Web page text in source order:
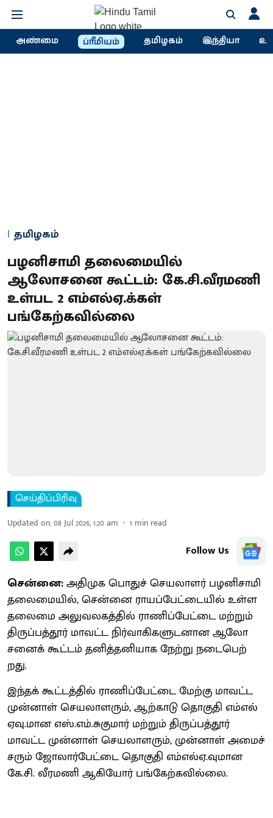
அண்மை ப்ரீமியம் தமிழகம் இந்தியா
தமிழகம்
பழனிசாமி தலைமையில்
ஆலோசனை கூட்டம்: கே.சி.வீரமணி
உள்பட 2 எம்எல்ஏ.க்கள்
பங்கேற்கவில்லை
செய்திப்பிரிவு
Updated on:08 Jul 2026, 1:20 am 1 min read
Follow Us
சென்னை:அதிமுக பொதுச் செயலாளர் பழனிசாமி
தலைமையில், சென்னை ராயப்​பேட்​டை​யில் உள்ள
தலைமை அலு​வல​கத்தில் ராணிப்​பேட்டை மற்​றும்
திருப்​பத்​தூர் மாவட்ட நிர்​வாகி​களு​ட​னான ஆலோ​
சனைக் கூட்​டம் தனித்​தனி​யாக நேற்று நடை​பெற்​
றது.
இந்​தக் கூட்​டத்​தில் ராணிப்​பேட்டை மேற்கு மாவட்ட
முன்​னாள் செய​லா​ள​ரும், ஆற்​காடு தொகுதி எம்​எல்​
ஏவு.​மான எஸ்​.எம்.சுகு​மார் மற்​றும் திருப்​பத்​தூர்
மாவட்ட முன்​னாள் செய​லா​ள​ரும், முன்​னாள் அமைச்​
சரும் ஜோலார்​பேட்டை தொகுதி எம்​எல்​ஏ.வு​மான
கே.சி. வீரமணி ஆகியோர் பங்கேற்கவில்​லை.